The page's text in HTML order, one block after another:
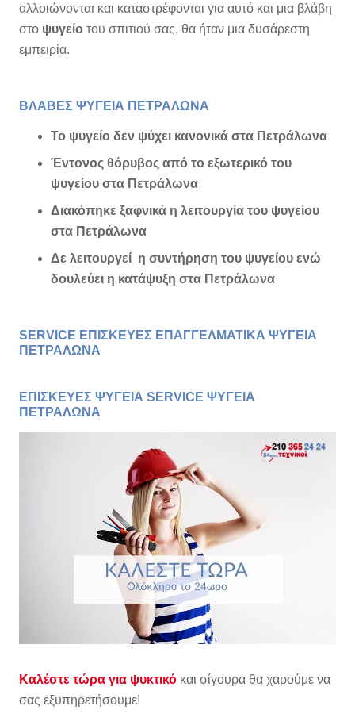
αλλοιώνονται και καταστρέφονται για αυτό και μια βλάβη
στο ψυγείο του σπιτιού σας, θα ήταν μια δυσάρεστη
εμπειρία.
ΒΛΑΒΕΣ ΨΥΓΕΙΑ ΠΕΤΡΑΛΩΝΑ
Το ψυγείο δεν ψύχει κανονικά στα Πετράλωνα
Έντονος θόρυβος από το εξωτερικό του
ψυγείου στα Πετράλωνα
Διακόπηκε ξαφνικά η λειτουργία του ψυγείου
στα Πετράλωνα
Δε λειτουργεί η συντήρηση του ψυγείου ενώ
δουλεύει η κατάψυξη στα Πετράλωνα
SERVICE ΕΠΙΣΚΕΥΕΣ ΕΠΑΓΓΕΛΜΑΤΙΚΑ ΨΥΓΕΙΑ
ΠΕΤΡΑΛΩΝΑ
ΕΠΙΣΚΕΥΕΣ ΨΥΓΕΙΑ SERVICE ΨΥΓΕΙΑ
ΠΕΤΡΑΛΩΝΑ
Καλέστε τώρα για ψυκτικό και σίγουρα θα χαρούμε να
σας εξυπηρετήσουμε!